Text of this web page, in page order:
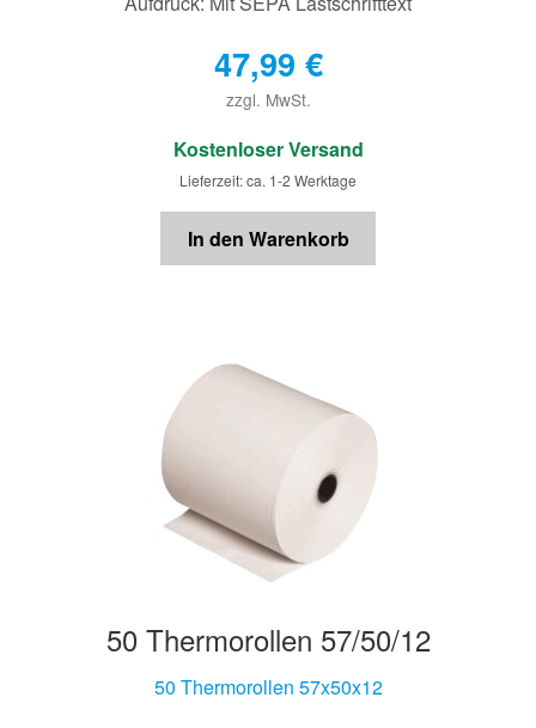
47,99 €
zzgl. MwSt.
€
Kostenloser Versand
Lieferzeit: ca. 1-2 Werktage
In den Warenkorb
50 Thermorollen 57/50/12
50 Thermorollen 57x50x12